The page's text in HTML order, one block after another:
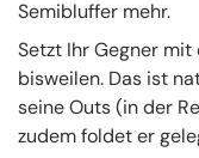
Semibluffer mehr.
Setzt Ihr Gegner
bisweilen. Das ist
seine Outs (in der
zudem foldet er